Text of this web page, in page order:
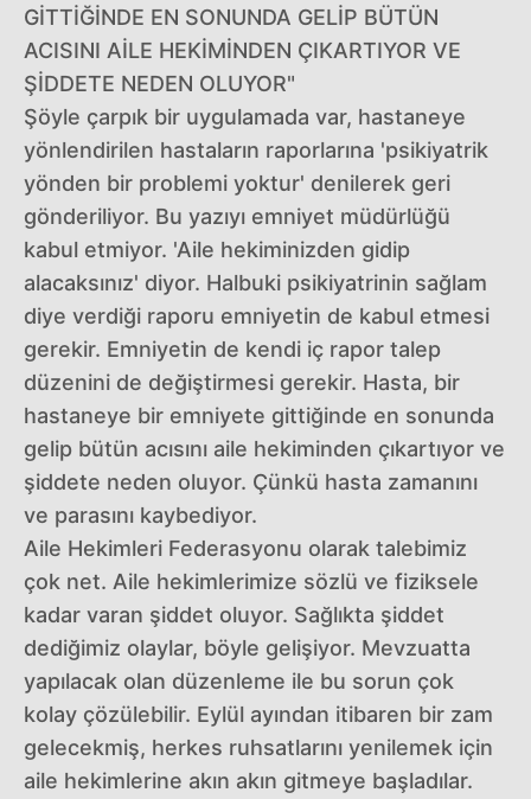
GİTTİĞİNDE EN SONUNDA GELİP BÜTÜN
ACISINI AİLE HEKİMİNDEN ÇIKARTIYOR VE
ŞİDDETE NEDEN OLUYOR"
Şöyle çarpık bir uygulamada var, hastaneye
yönlendirilen hastaların raporlarına 'psikiyatrik
yönden bir problemi yoktur' denilerek geri
gönderiliyor. Bu yazıyı emniyet müdürlüğü
kabul etmiyor. 'Aile hekiminizden gidip
alacaksınız' diyor. Halbuki psikiyatrinin sağlam
diye verdiği raporu emniyetin de kabul etmesi
gerekir. Emniyetin de kendi iç rapor talep
düzenini de değiştirmesi gerekir. Hasta, bir
hastaneye bir emniyete gittiğinde en sonunda
gelip bütün acısını aile hekiminden çıkartıyor ve
şiddete neden oluyor. Çünkü hasta zamanını
ve parasını kaybediyor.
Aile Hekimleri Federasyonu olarak talebimiz
çok net. Aile hekimlerimize sözlü ve fiziksele
kadar varan şiddet oluyor. Sağlıkta şiddet
dediğimiz olaylar, böyle gelişiyor. Mevzuatta
yapılacak olan düzenleme ile bu sorun çok
kolay çözülebilir. Eylül ayından itibaren bir zam
gelecekmiş, herkes ruhsatlarını yenilemek için
aile hekimlerine akın akın gitmeye başladılar.